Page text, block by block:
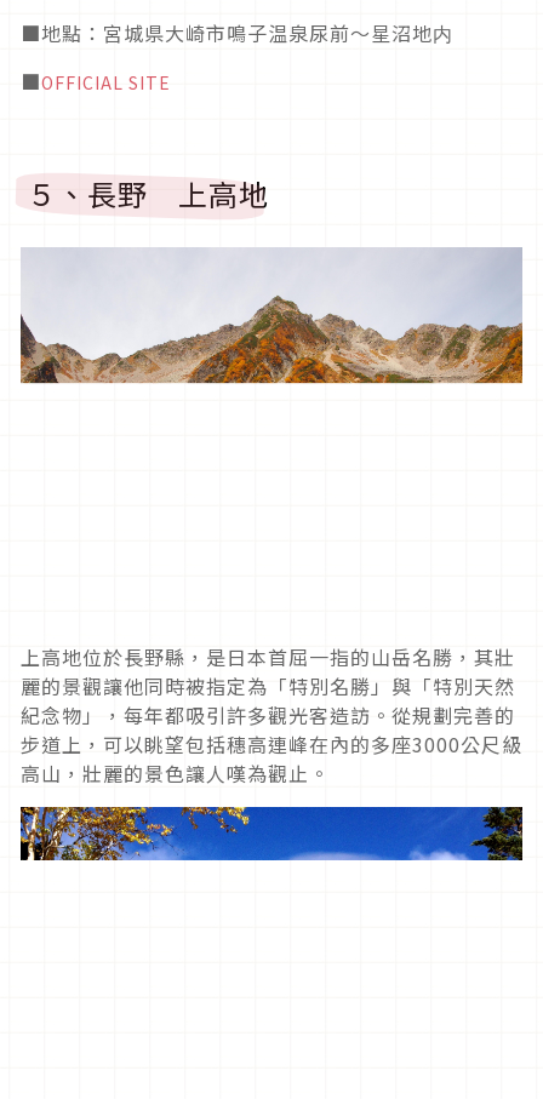
■地點：宮城県大崎市鳴子温泉尿前～星沼地内
■OFFICIAL SITE
５、長野 上高地
上高地位於長野縣，是日本首屈一指的山岳名勝，其壯
麗的景觀讓他同時被指定為「特別名勝」與「特別天然
紀念物」，每年都吸引許多觀光客造訪。從規劃完善的
步道上，可以眺望包括穗高連峰在內的多座3000公尺級
高山，壯麗的景色讓人嘆為觀止。